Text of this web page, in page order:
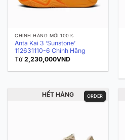
CHÍNH HÃNG MỚI 100%
Anta Kai 3 ‘Sunstone’
112631110-6 Chính Hãng
Từ2,230,000VND
ORDER
HẾT HÀNG